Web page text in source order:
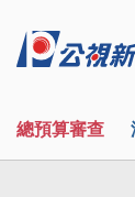
總預算審查